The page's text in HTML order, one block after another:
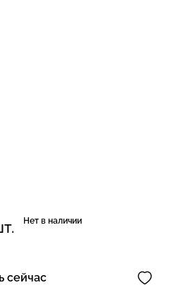
Нет в наличии
сейчас